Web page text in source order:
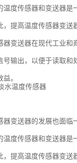
温度传感器和变送器是
，提高温度传感器变送
器变送器在现代工业和
号输出，以便于读取和
。
器变送器的发展也面临
温度传感器和变送器是
，提高温度传感器变送